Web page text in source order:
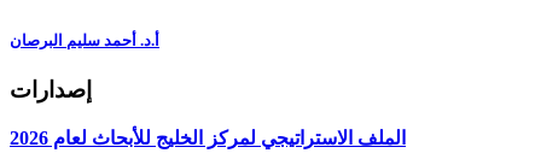
أ.د. أحمد سليم البرصان
إصدارات
الملف الاستراتيجي لمركز الخليج للأبحاث لعام 2026